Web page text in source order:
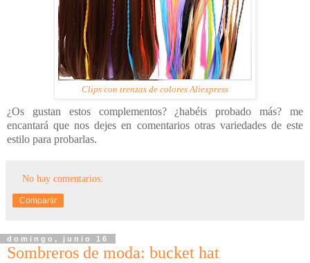
Clips con trenzas de colores Aliexpress
¿Os gustan estos complementos? ¿habéis probado más? me
encantará que nos dejes en comentarios otras variedades de este
estilo para probarlas.
No hay comentarios:
Compartir
domingo, junio 16
Sombreros de moda: bucket hat